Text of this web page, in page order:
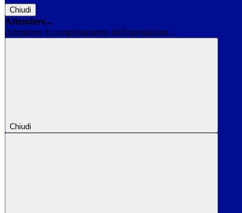
Chiudi
Attendere...
Attendere il completamento dell'operazione...
Chiudi